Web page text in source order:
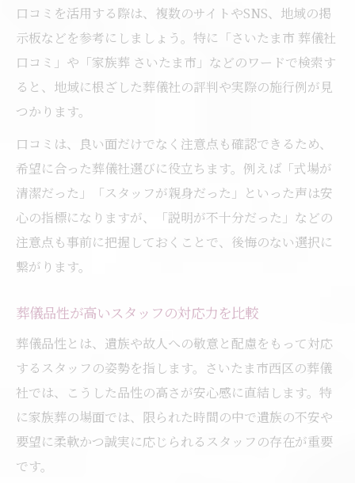
口コミを活用する際は、複数のサイトやSNS、地域の掲
示板などを参考にしましょう。特に「さいたま市 葬儀社
口コミ」や「家族葬 さいたま市」などのワードで検索す
ると、地域に根ざした葬儀社の評判や実際の施行例が見
つかります。
口コミは、良い面だけでなく注意点も確認できるため、
希望に合った葬儀社選びに役立ちます。例えば「式場が
清潔だった」「スタッフが親身だった」といった声は安
心の指標になりますが、「説明が不十分だった」などの
注意点も事前に把握しておくことで、後悔のない選択に
繋がります。
葬儀品性が高いスタッフの対応力を比較
葬儀品性とは、遺族や故人への敬意と配慮をもって対応
するスタッフの姿勢を指します。さいたま市西区の葬儀
社では、こうした品性の高さが安心感に直結します。特
に家族葬の場面では、限られた時間の中で遺族の不安や
要望に柔軟かつ誠実に応じられるスタッフの存在が重要
です。